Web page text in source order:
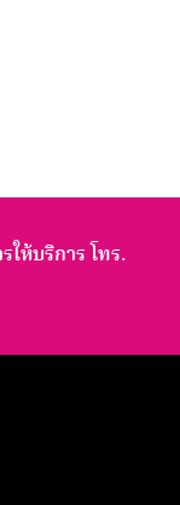
ห้บริการ โทร.